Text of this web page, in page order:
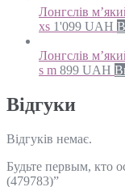
Лонгслів
xs 1'099 UAH
Лонгслів
s m 899 UAH
Відгуки
Відгуків немає.
Будьте первым, кто
(479783)”